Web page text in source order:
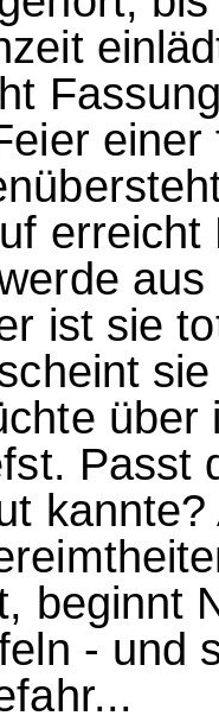
erreicht
ist sie
über
Passt
beginnt
- und